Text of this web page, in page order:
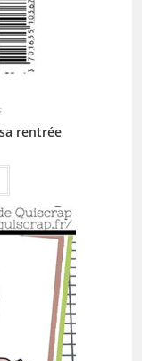
rentrée